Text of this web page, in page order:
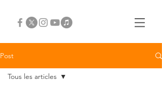
Post
Tous les articles